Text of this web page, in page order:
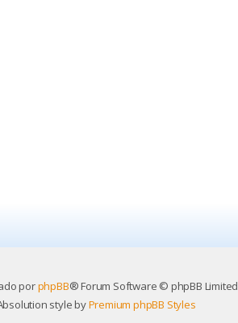
porphpBB® Forum Software © phpBB Limited
style byPremium phpBB Styles